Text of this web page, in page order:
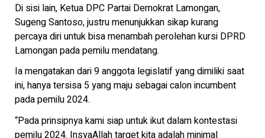
Di sisi lain, Ketua DPC Partai Demokrat Lamongan,
Sugeng Santoso, justru menunjukkan sikap kurang
percaya diri untuk bisa menambah perolehan kursi DPRD
Lamongan pada pemilu mendatang.
Ia mengatakan dari 9 anggota legislatif yang dimiliki saat
ini, hanya tersisa 5 yang maju sebagai calon incumbent
pada pemilu 2024.
“Pada prinsipnya kami siap untuk ikut dalam kontestasi
pemilu 2024. InsyaAllah target kita adalah minimal